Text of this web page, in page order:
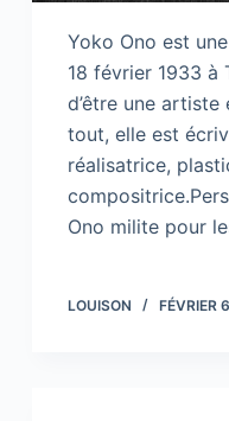
Yoko Ono est
18 février 1933 à
d’être une
tout, elle est
réalisatrice,
Ono milite pour
LOUISON FÉVRIER